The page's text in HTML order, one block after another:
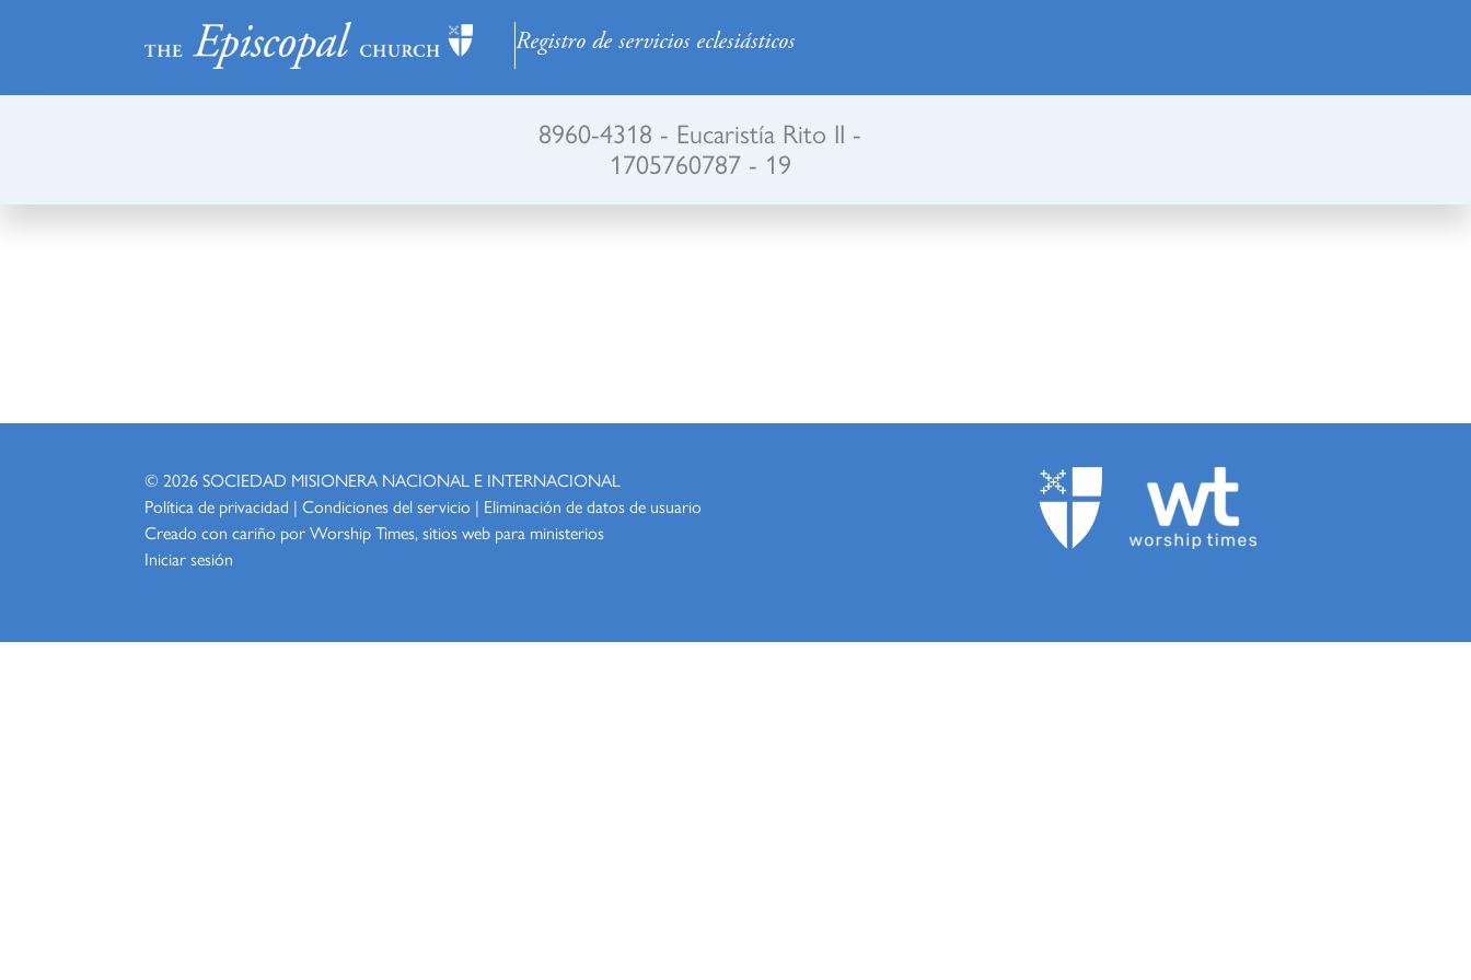
Registro de servicios eclesiásticos
8960-4318 - Eucaristía Rito II -
1705760787 - 19
© 2026SOCIEDAD MISIONERA NACIONAL E INTERNACIONAL
Política de privacidad | Condiciones del servicio | Eliminación de datos de usuario
Creado con cariño por WorshipTimes, sitios web para ministerios
Iniciar sesión